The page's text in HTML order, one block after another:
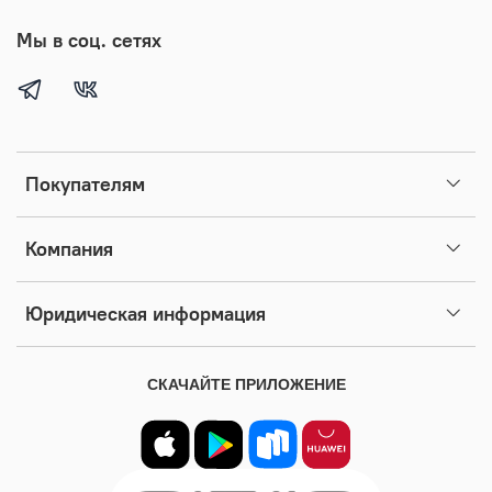
Покупателям
Компания
Юридическая информация
Мы в соц. сетях
СКАЧАЙТЕ ПРИЛОЖЕНИЕ